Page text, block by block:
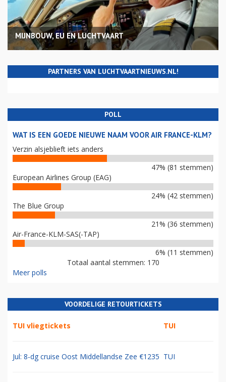
MIJNBOUW, EU EN LUCHTVAART
PARTNERS VAN LUCHTVAARTNIEUWS.NL!
POLL
WAT IS EEN GOEDE NIEUWE NAAM VOOR AIR FRANCE-KLM?
Verzin alsjeblieft iets anders
47% (81 stemmen)
European Airlines Group (EAG)
24% (42 stemmen)
The Blue Group
21% (36 stemmen)
Air-France-KLM-SAS(-TAP)
6% (11 stemmen)
Totaal aantal stemmen: 170
Meer polls
VOORDELIGE RETOURTICKETS
TUI vliegtickets TUI
Jul: 8-dg cruise Oost Middellandse Zee €1235 TUI